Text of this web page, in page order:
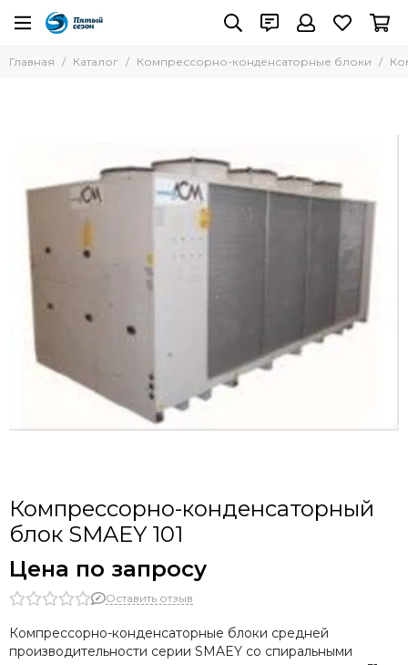
Главная Каталог Компрессорно-конденсаторные блоки
Компрессорно-конденсаторный
блок SMAEY 101
Цена по запросу
Оставить отзыв
Компрессорно-конденсаторные блоки средней
производительности серии SMAEY со спиральными